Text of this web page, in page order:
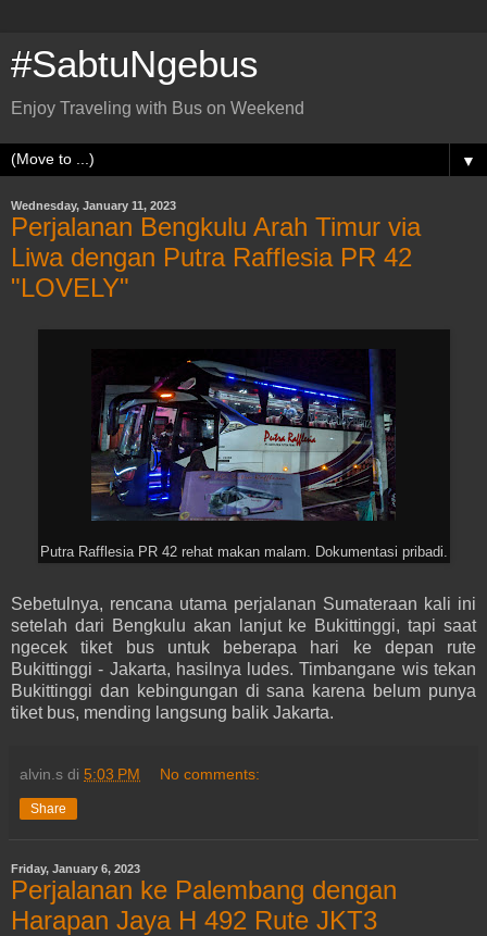
#SabtuNgebus
Enjoy Traveling with Bus on Weekend
▼
Wednesday, January 11, 2023
Perjalanan Bengkulu Arah Timur via
Liwa dengan Putra Rafflesia PR 42
"LOVELY"
Putra Rafflesia PR 42 rehat makan malam. Dokumentasi pribadi.
Sebetulnya, rencana utama perjalanan Sumateraan kali ini
setelah dari Bengkulu akan lanjut ke Bukittinggi, tapi saat
ngecek tiket bus untuk beberapa hari ke depan rute
Bukittinggi - Jakarta, hasilnya ludes. Timbangane wis tekan
Bukittinggi dan kebingungan di sana karena belum punya
tiket bus, mending langsung balik Jakarta.
alvin.s di 5:03 PM No comments:
Share
Friday, January 6, 2023
Perjalanan ke Palembang dengan
Harapan Jaya H 492 Rute JKT3